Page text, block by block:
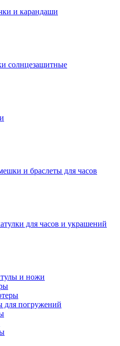
и карандаши
солнцезащитные
и браслеты для часов
для часов и украшений
и ножи
для погружений